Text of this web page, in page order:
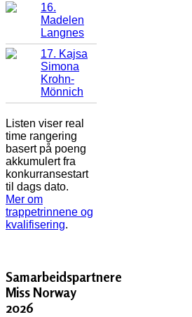
16.
Madelen
Langnes
17. Kajsa
Simona
Krohn-
Mönnich
Listen viser real
time rangering
basert på poeng
akkumulert fra
konkurransestart
til dags dato.
Mer om
trappetrinnene og
kvalifisering.
Samarbeidspartnere
Miss Norway
2026